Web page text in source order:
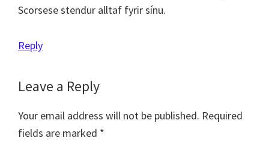
Scorsese stendur alltaf fyrir sínu.
Reply
Leave a Reply
Your email address will not be published. Required
fields are marked *